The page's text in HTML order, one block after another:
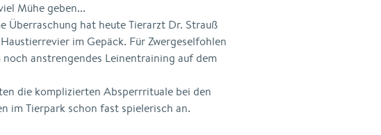
Mühe geben...
Überraschung hat heute Tierarzt Dr. Strauß
im Gepäck. Für Zwergeselfohlen
anstrengendes Leinentraining auf dem
die komplizierten Absperrrituale bei den
im Tierpark schon fast spielerisch an.